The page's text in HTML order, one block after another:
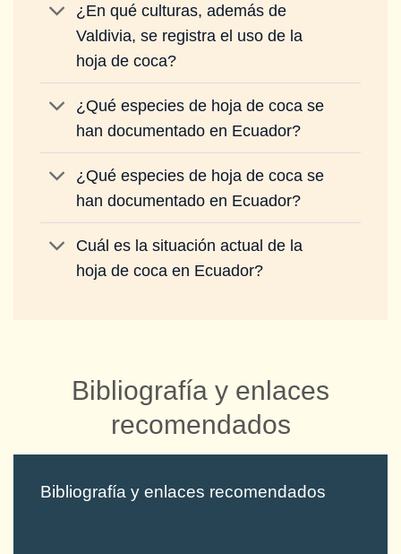
¿En qué culturas, además de
Valdivia, se registra el uso de la
hoja de coca?
¿Qué especies de hoja de coca se
han documentado en Ecuador?
¿Qué especies de hoja de coca se
han documentado en Ecuador?
Cuál es la situación actual de la
hoja de coca en Ecuador?
Bibliografía y enlaces
recomendados
Bibliografía y enlaces recomendados